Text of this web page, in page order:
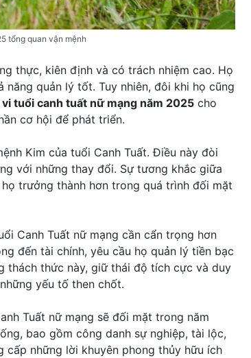
tổng quan vận mệnh
thực, kiên định và có trách nhiệm cao. Họ
quản lý tốt. Tuy nhiên, đôi khi họ cũng
tuổi canh tuất nữ mạng năm 2025 cho
cơ hội để phát triển.
Kim của tuổi Canh Tuất. Điều này đòi
với những thay đổi. Sự tương khắc giữa
trưởng thành hơn trong quá trình đối mặt
Canh Tuất nữ mạng cần cẩn trọng hơn
đến tài chính, yêu cầu họ quản lý tiền bạc
thách thức này, giữ thái độ tích cực và duy
yếu tố then chốt.
Tuất nữ mạng sẽ đối mặt trong năm
bao gồm công danh sự nghiệp, tài lộc,
những lời khuyên phong thủy hữu ích